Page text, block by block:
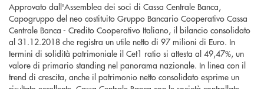
Approvato dall'Assemblea dei soci di Cassa Centrale Banca,
Capogruppo del neo costituito Gruppo Bancario Cooperativo Cassa
Centrale Banca - Credito Cooperativo Italiano, il bilancio consolidato
al 31.12.2018 che registra un utile netto di 97 milioni di Euro. In
termini di solidità patrimoniale il Cet1 ratio si attesta al 49,47%, un
valore di primario standing nel panorama nazionale. In linea con il
trend di crescita, anche il patrimonio netto consolidato esprime un